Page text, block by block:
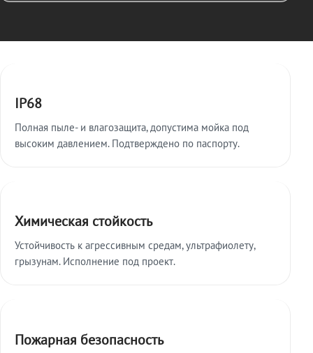
IP68
Полная пыле- и влагозащита, допустима мойка под
высоким давлением. Подтверждено по паспорту.
Химическая стойкость
Устойчивость к агрессивным средам, ультрафиолету,
грызунам. Исполнение под проект.
Пожарная безопасность